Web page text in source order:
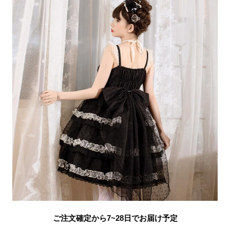
ご注文確定から7~28日でお届け予定